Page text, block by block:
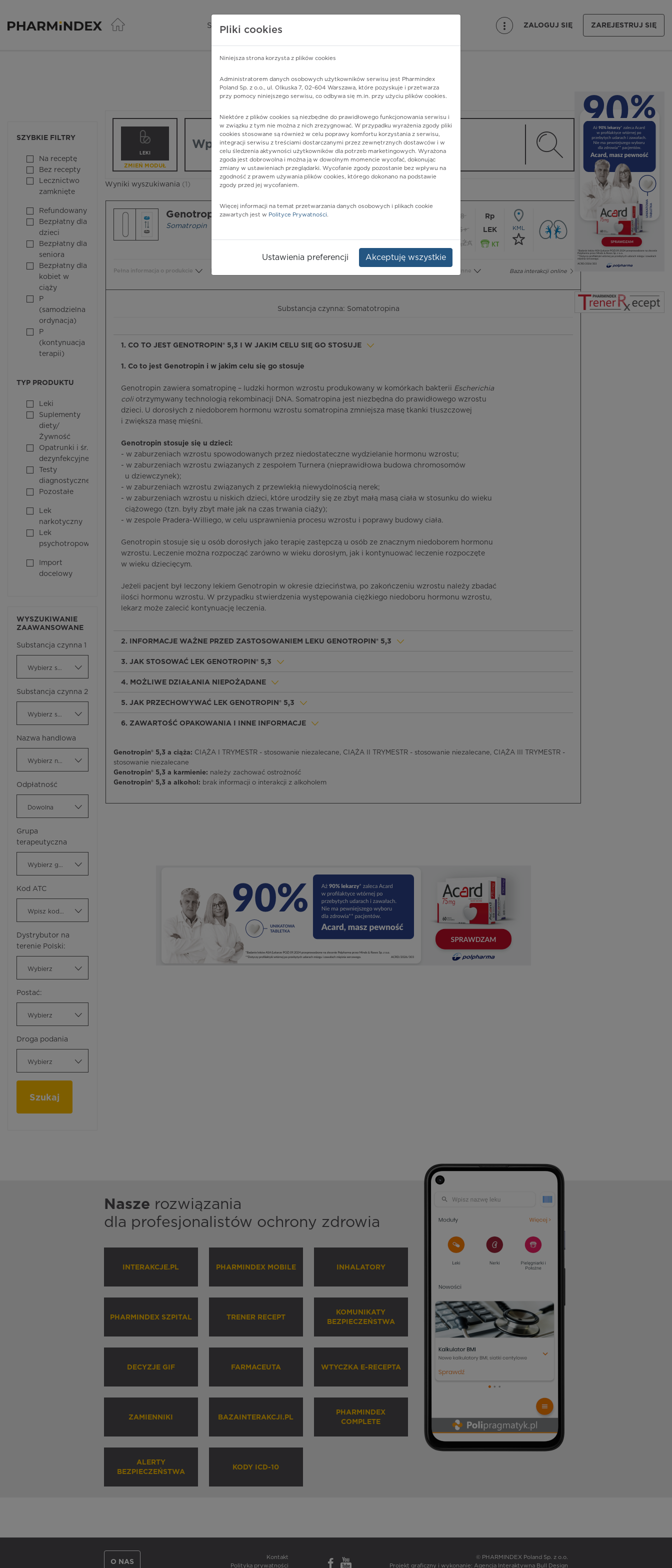
Pharmindex - lider wiedzy o lekach
SERWISY PHARMINDEX ZALOGUJ SIĘ ZAREJESTRUJ SIĘ
SZYBKIE FILTRY
Na receptę
Bez recepty
Lecznictwo
zamknięte
Refundowany
Bezpłatny dla
dzieci
Bezpłatny dla
seniora
Bezpłatny dla
kobiet w
ciąży
P
(samodzielna
ordynacja)
P
(kontynuacja
terapii)
TYP PRODUKTU
Leki
Suplementy
diety/
Żywność
Opatrunki i śr.
dezynfekcyjne
Testy
diagnostyczne
Pozostałe
Lek
narkotyczny
Lek
psychotropowy
Import
docelowy
WYSZUKIWANIE
ZAAWANSOWANE
Substancja czynna 1
Substancja czynna 2
Nazwa handlowa
Odpłatność
Dowolna
Grupa
terapeutyczna
Kod ATC
Dystrybutor na
terenie Polski:
Wybierz
Postać:
Wybierz
Droga podania
Wybierz
Szukaj
Pharmindex
lider wiedzy o lekach
LEKI
ZMIEŃ MODUŁ
Wpisz nazwę lub substancję czynną
Wyniki wyszukiwania (1)
Genotropin® 5,3
Somatropin
Postać:proszek i rozp. do sporz.
18
65+
CIĄŻA
Rp
LEK
KML
Baza interakcji online
Pełna informacja o produkcie Inne
Substancja czynna: Somatotropina
1. CO TO JEST GENOTROPIN® 5,3 I W JAKIM CELU SIĘ GO STOSUJE
1. Co to jest Genotropin i w jakim celu się go stosuje
Genotropin zawiera somatropinę – ludzki hormon wzrostu produkowany w komórkach bakterii Escherichia
coli otrzymywany technologią rekombinacji DNA. Somatropina jest niezbędna do prawidłowego wzrostu
dzieci. U dorosłych z niedoborem hormonu wzrostu somatropina zmniejsza masę tkanki tłuszczowej
i zwiększa masę mięśni.
Genotropin stosuje się u dzieci:
- w zaburzeniach wzrostu spowodowanych przez niedostateczne wydzielanie hormonu wzrostu;
- w zaburzeniach wzrostu związanych z zespołem Turnera (nieprawidłowa budowa chromosomów
u dziewczynek);
- w zaburzeniach wzrostu związanych z przewlekłą niewydolnością nerek;
- w zaburzeniach wzrostu u niskich dzieci, które urodziły się ze zbyt małą masą ciała w stosunku do wieku
ciążowego (tzn. były zbyt małe jak na czas trwania ciąży);
- w zespole Pradera-Williego, w celu usprawnienia procesu wzrostu i poprawy budowy ciała.
Genotropin stosuje się u osób dorosłych jako terapię zastępczą u osób ze znacznym niedoborem hormonu
wzrostu. Leczenie można rozpocząć zarówno w wieku dorosłym, jak i kontynuować leczenie rozpoczęte
w wieku dziecięcym.
Jeżeli pacjent był leczony lekiem Genotropin w okresie dzieciństwa, po zakończeniu wzrostu należy zbadać
ilości hormonu wzrostu. W przypadku stwierdzenia występowania ciężkiego niedoboru hormonu wzrostu,
lekarz może zalecić kontynuację leczenia.
2. INFORMACJE WAŻNE PRZED ZASTOSOWANIEM LEKU GENOTROPIN® 5,3
3. JAK STOSOWAĆ LEK GENOTROPIN® 5,3
4. MOŻLIWE DZIAŁANIA NIEPOŻĄDANE
5. JAK PRZECHOWYWAĆ LEK GENOTROPIN® 5,3
6. ZAWARTOŚĆ OPAKOWANIA I INNE INFORMACJE
Genotropin® 5,3 a ciąża: CIĄŻA I TRYMESTR - stosowanie niezalecane, CIĄŻA II TRYMESTR - stosowanie niezalecane, CIĄŻA III TRYMESTR -
stosowanie niezalecane
Genotropin® 5,3 a karmienie: należy zachować ostrożność
Genotropin® 5,3 a alkohol: brak informacji o interakcji z alkoholem
Nasze rozwiązania
dla profesjonalistów ochrony zdrowia
INTERAKCJE.PL PHARMINDEX MOBILE INHALATORY
PHARMINDEX SZPITAL TRENER RECEPT
KOMUNIKATY
BEZPIECZEŃSTWA
DECYZJE GIF FARMACEUTA WTYCZKA E-RECEPTA
ZAMIENNIKI BAZAINTERAKCJI.PL
PHARMINDEX
COMPLETE
ALERTY
BEZPIECZEŃSTWA
KODY ICD-10
O NAS
Kontakt
Polityka prywatności
© PHARMINDEX Poland Sp. z o.o.
Projekt graficzny i wykonanie: Agencja Interaktywna Bull Design
Pliki cookies
Niniejsza strona korzysta z plików cookies
Administratorem danych osobowych użytkowników serwisu jest Pharmindex
Poland Sp. z o.o., ul. Olkuska 7, 02-604 Warszawa, które pozyskuje i przetwarza
przy pomocy niniejszego serwisu, co odbywa się m.in. przy użyciu plików cookies.
Niektóre z plików cookies są niezbędne do prawidłowego funkcjonowania serwisu i
w związku z tym nie można z nich zrezygnować. W przypadku wyrażenia zgody pliki
cookies stosowane są również w celu poprawy komfortu korzystania z serwisu,
integracji serwisu z treściami dostarczanymi przez zewnętrznych dostawców i w
celu śledzenia aktywności użytkowników dla potrzeb marketingowych. Wyrażona
zgoda jest dobrowolna i można ją w dowolnym momencie wycofać, dokonując
zmiany w ustawieniach przeglądarki. Wycofanie zgody pozostanie bez wpływu na
zgodność z prawem używania plików cookies, którego dokonano na podstawie
zgody przed jej wycofaniem.
Więcej informacji na temat przetwarzania danych osobowych i plikach cookie
zawartych jest w Polityce Prywatności.
Ustawienia preferencji Akceptuję wszystkie